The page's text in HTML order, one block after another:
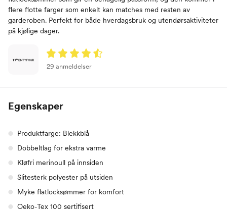
flere flotte farger som enkelt kan matches med resten av
garderoben. Perfekt for både hverdagsbruk og utendørsaktiviteter
på kjølige dager.
29 anmeldelser
Egenskaper
Produktfarge: Blekkblå
Dobbeltlag for ekstra varme
Kløfri merinoull på innsiden
Slitesterk polyester på utsiden
Myke flatlocksømmer for komfort
Oeko-Tex 100 sertifisert